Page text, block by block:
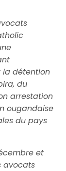
la détention
du
arrestation
ougandaise
du pays
et
avocats